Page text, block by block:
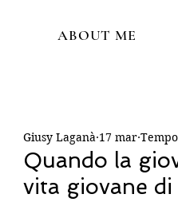
ABOUT ME
Quando la
vita giovane
Giusy Laganà 17 mar